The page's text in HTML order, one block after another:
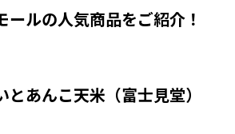
ールの人気商品をご紹介！
あんこ天米（富士見堂）